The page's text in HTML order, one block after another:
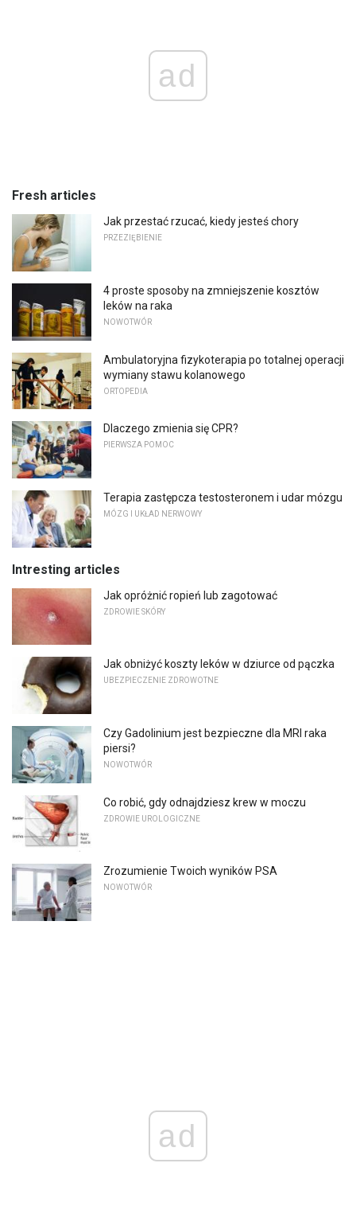
ad
Fresh articles
Jak przestać rzucać, kiedy jesteś chory
PRZEZIĘBIENIE
4 proste sposoby na zmniejszenie kosztów
leków na raka
NOWOTWÓR
Ambulatoryjna fizykoterapia po totalnej operacji
wymiany stawu kolanowego
ORTOPEDIA
Dlaczego zmienia się CPR?
PIERWSZA POMOC
Terapia zastępcza testosteronem i udar mózgu
MÓZG I UKŁAD NERWOWY
Intresting articles
Jak opróżnić ropień lub zagotować
ZDROWIE SKÓRY
Jak obniżyć koszty leków w dziurce od pączka
UBEZPIECZENIE ZDROWOTNE
Czy Gadolinium jest bezpieczne dla MRI raka
piersi?
NOWOTWÓR
Co robić, gdy odnajdziesz krew w moczu
ZDROWIE UROLOGICZNE
Zrozumienie Twoich wyników PSA
NOWOTWÓR
ad